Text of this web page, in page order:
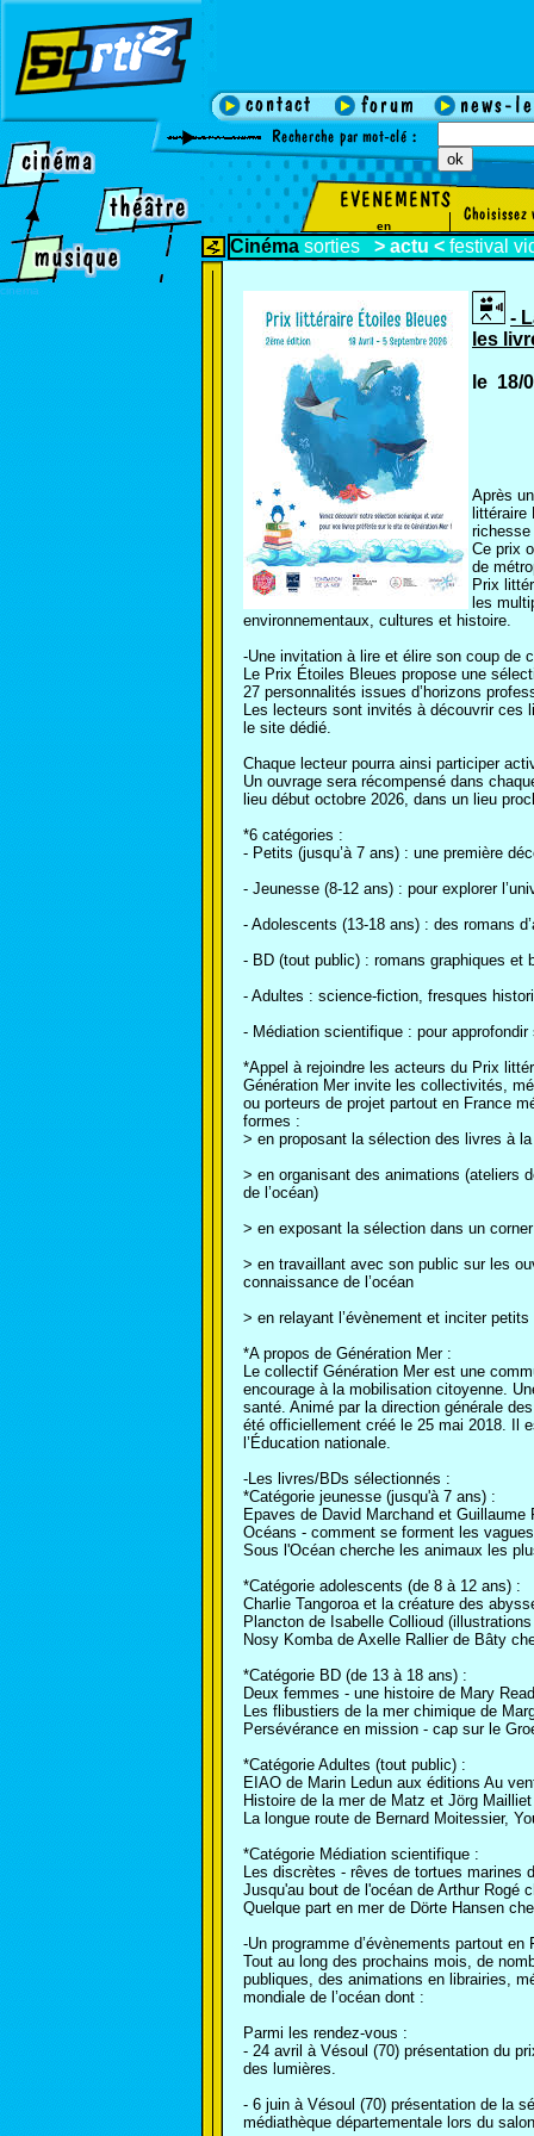
en
cinema
Cinéma sorties > actu < festival
-
les
le 18/
Après
Ce prix
de
Prix
les
environnementaux, cultures et histoire.
-Une invitation à lire et élire son coup de
Le Prix Étoiles Bleues propose une
27 personnalités issues d’horizons
Les lecteurs sont invités à découvrir
le site dédié.
Chaque lecteur pourra ainsi participer
Un ouvrage sera récompensé dans
lieu début octobre 2026, dans un lieu
*6 catégories :
- Petits (jusqu’à 7 ans) : une première
- Jeunesse (8-12 ans) : pour explorer
- Adolescents (13-18 ans) : des romans
- BD (tout public) : romans graphiques et
- Adultes : science-fiction, fresques
- Médiation scientifique : pour
*Appel à rejoindre les acteurs du Prix
Génération Mer invite les collectivités,
ou porteurs de projet partout en France
formes :
> en proposant la sélection des livres à
> en organisant des animations (ateliers
de l’océan)
> en exposant la sélection dans un
> en travaillant avec son public sur les
connaissance de l’océan
> en relayant l’évènement et inciter
*A propos de Génération Mer :
Le collectif Génération Mer est une
encourage à la mobilisation citoyenne.
santé. Animé par la direction générale
été officiellement créé le 25 mai 2018. Il
l’Éducation nationale.
-Les livres/BDs sélectionnés :
*Catégorie jeunesse (jusqu'à 7 ans) :
Epaves de David Marchand et
Océans - comment se forment les
Sous l'Océan cherche les animaux les
*Catégorie adolescents (de 8 à 12 ans) :
Charlie Tangoroa et la créature des
Plancton de Isabelle Collioud
Nosy Komba de Axelle Rallier de Bâty
*Catégorie BD (de 13 à 18 ans) :
Deux femmes - une histoire de Mary
Les flibustiers de la mer chimique de
Persévérance en mission - cap sur le
*Catégorie Adultes (tout public) :
EIAO de Marin Ledun aux éditions Au
Histoire de la mer de Matz et Jörg
La longue route de Bernard Moitessier,
*Catégorie Médiation scientifique :
Les discrètes - rêves de tortues marines
Jusqu'au bout de l'océan de Arthur Rogé
Quelque part en mer de Dörte Hansen
-Un programme d’évènements partout en
Tout au long des prochains mois, de
publiques, des animations en librairies,
mondiale de l’océan dont :
Parmi les rendez-vous :
- 24 avril à Vésoul (70) présentation du
des lumières.
- 6 juin à Vésoul (70) présentation de la
médiathèque départementale lors du